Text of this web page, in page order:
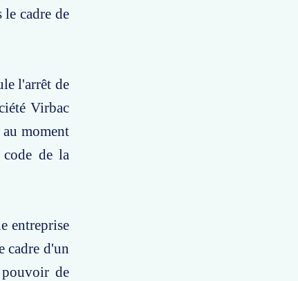
le cadre de
l'arrêt de
Virbac
moment
de la
entreprise
cadre d'un
de